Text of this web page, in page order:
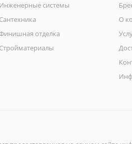
Инженерные системы
Сантехника
отделка
Стройматериалы
О